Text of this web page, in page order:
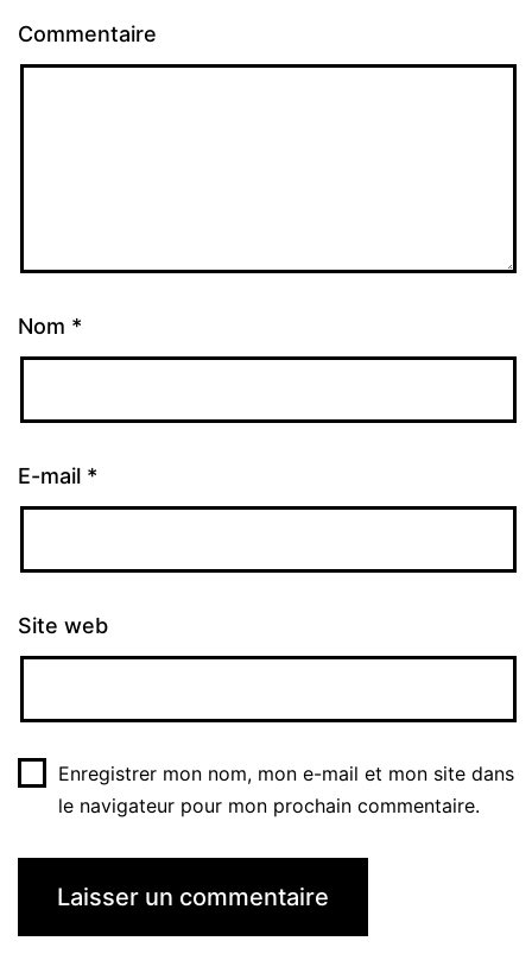
Commentaire
Nom *
E-mail *
Site web
Enregistrer mon nom, mon e-mail et mon site dans
le navigateur pour mon prochain commentaire.